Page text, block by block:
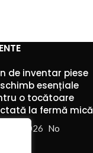
de inventar piese
esențiale
o tocătoare
la fermă mică
2026 No